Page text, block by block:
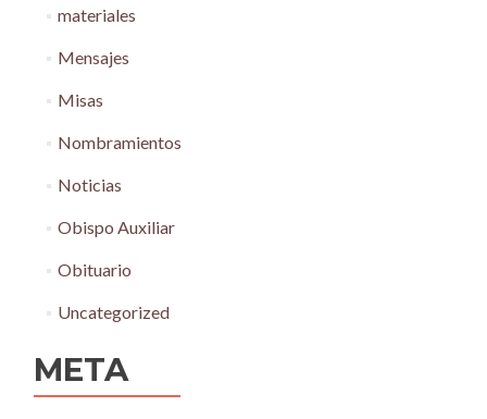
materiales
Mensajes
Misas
Nombramientos
Noticias
Obispo Auxiliar
Obituario
Uncategorized
META